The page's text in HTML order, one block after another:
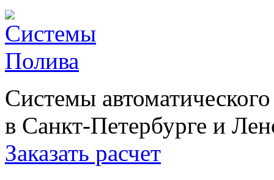
Системы
в Санкт-Петербурге и
Заказать расчет